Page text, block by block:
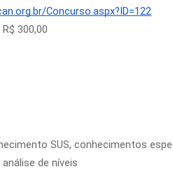
Concurso.aspx?ID=122
300,00
SUS, conhecimentos
de níveis